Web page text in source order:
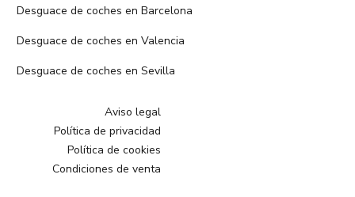
Desguace de coches en Barcelona
Desguace de coches en Valencia
Desguace de coches en Sevilla
Aviso legal
Política de privacidad
Política de cookies
Condiciones de venta